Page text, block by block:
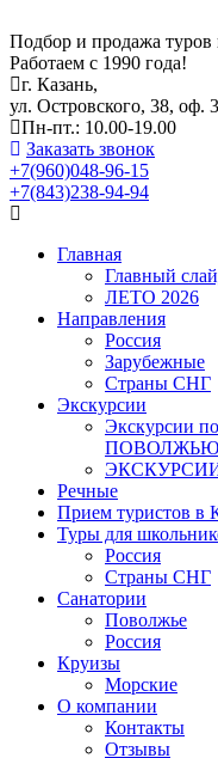
Подбор и продажа
Работаем с 1990 года!
г. Казань,
ул. Островского, 38, оф.
Пн-пт.: 10.00-19.00
Заказать звонок
+7(960)048-96-15
+7(843)238-94-94
Главная
Главный
ЛЕТО 2026
Направления
Россия
Зарубежные
Страны СНГ
Экскурсии
Экскурсии
ПОВОЛЖЬЮ
Речные
Прием туристов в
Туры для
Россия
Страны СНГ
Санатории
Поволжье
Россия
Круизы
Морские
О компании
Контакты
Отзывы